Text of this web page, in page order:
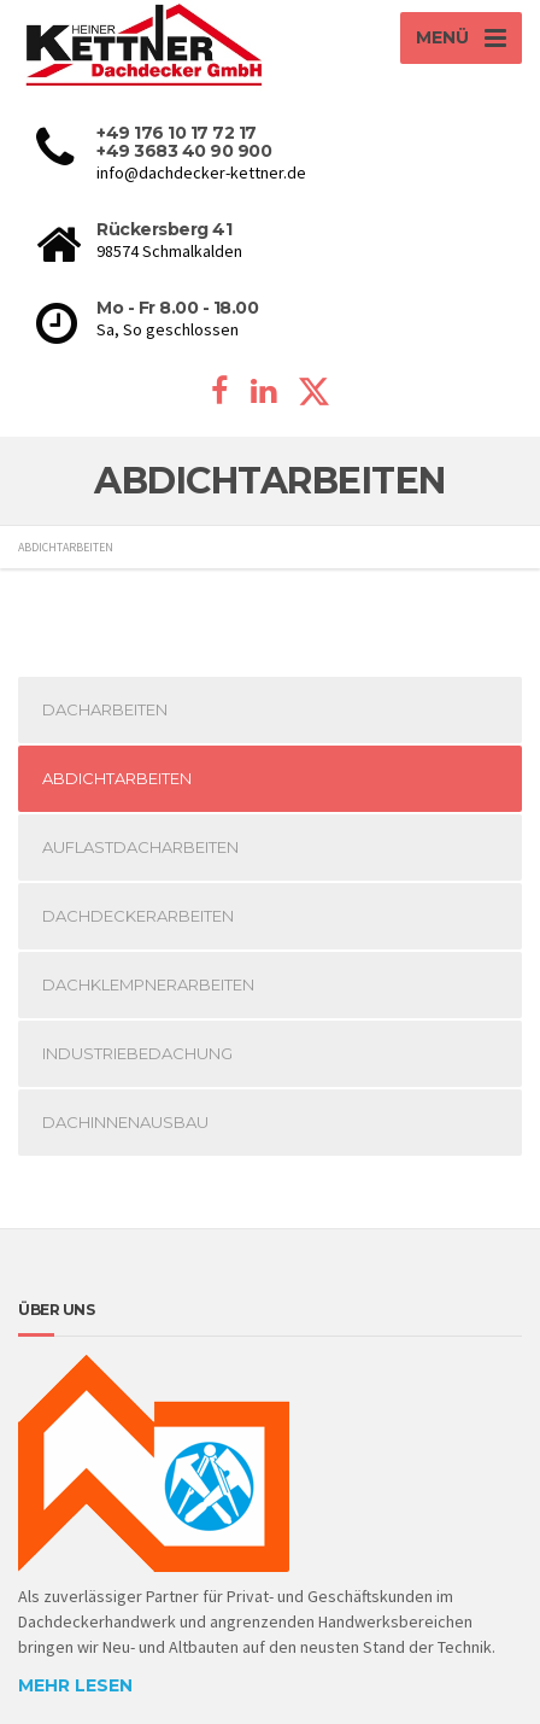
MENÜ
+49 176 10 17 72 17
+49 3683 40 90 900
info@dachdecker-kettner.de
Rückersberg 41
98574 Schmalkalden
Mo - Fr 8.00 - 18.00
Sa, So geschlossen
ABDICHTARBEITEN
ABDICHTARBEITEN
DACHARBEITEN
ABDICHTARBEITEN
AUFLASTDACHARBEITEN
DACHDECKERARBEITEN
DACHKLEMPNERARBEITEN
INDUSTRIEBEDACHUNG
DACHINNENAUSBAU
ÜBER UNS
Als zuverlässiger Partner für Privat- und Geschäftskunden im
Dachdeckerhandwerk und angrenzenden Handwerksbereichen
bringen wir Neu- und Altbauten auf den neusten Stand der Technik.
MEHR LESEN